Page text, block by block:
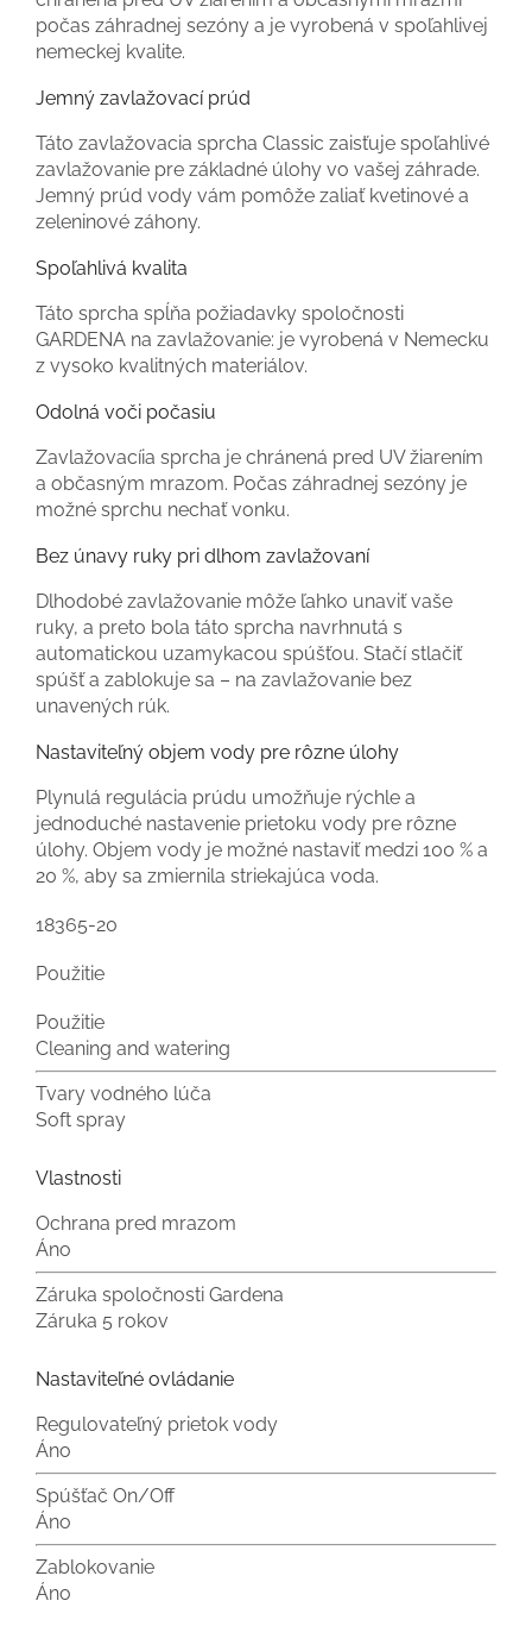
počas záhradnej sezóny a je vyrobená v spoľahlivej
nemeckej kvalite.
Jemný zavlažovací prúd
Táto zavlažovacia sprcha Classic zaisťuje spoľahlivé
zavlažovanie pre základné úlohy vo vašej záhrade.
Jemný prúd vody vám pomôže zaliať kvetinové a
zeleninové záhony.
Spoľahlivá kvalita
Táto sprcha spĺňa požiadavky spoločnosti
GARDENA na zavlažovanie: je vyrobená v Nemecku
z vysoko kvalitných materiálov.
Odolná voči počasiu
Zavlažovacíia sprcha je chránená pred UV žiarením
a občasným mrazom. Počas záhradnej sezóny je
možné sprchu nechať vonku.
Bez únavy ruky pri dlhom zavlažovaní
Dlhodobé zavlažovanie môže ľahko unaviť vaše
ruky, a preto bola táto sprcha navrhnutá s
automatickou uzamykacou spúšťou. Stačí stlačiť
spúšť a zablokuje sa – na zavlažovanie bez
unavených rúk.
Nastaviteľný objem vody pre rôzne úlohy
Plynulá regulácia prúdu umožňuje rýchle a
jednoduché nastavenie prietoku vody pre rôzne
úlohy. Objem vody je možné nastaviť medzi 100 % a
20 %, aby sa zmiernila striekajúca voda.
18365-20
Použitie
Použitie
Cleaning and watering
Tvary vodného lúča
Soft spray
Vlastnosti
Ochrana pred mrazom
Áno
Záruka spoločnosti Gardena
Záruka 5 rokov
Nastaviteľné ovládanie
Regulovateľný prietok vody
Áno
Spúšťač On/Off
Áno
Zablokovanie
Áno